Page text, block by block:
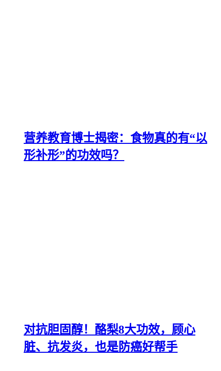
营养教育博士揭密：食物真的有“以
形补形”的功效吗？
对抗胆固醇！酪梨8大功效，顾心
脏、抗发炎，也是防癌好帮手